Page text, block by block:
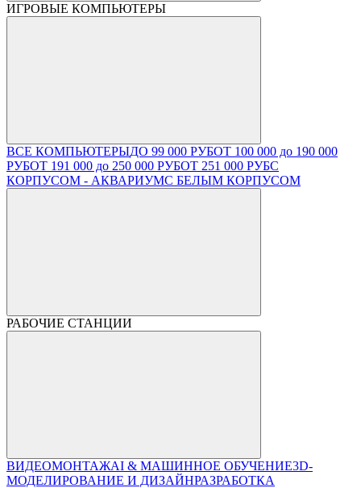
ИГРОВЫЕ КОМПЬЮТЕРЫ
ВСЕ КОМПЬЮТЕРЫДО 99 000 РУБОТ 100 000 до 190 000
РУБОТ 191 000 до 250 000 РУБОТ 251 000 РУБС
КОРПУСОМ - АКВАРИУМС БЕЛЫМ КОРПУСОМ
РАБОЧИЕ СТАНЦИИ
ВИДЕОМОНТАЖAI & МАШИННОЕ ОБУЧЕНИЕ3D-
МОДЕЛИРОВАНИЕ И ДИЗАЙНРАЗРАБОТКА